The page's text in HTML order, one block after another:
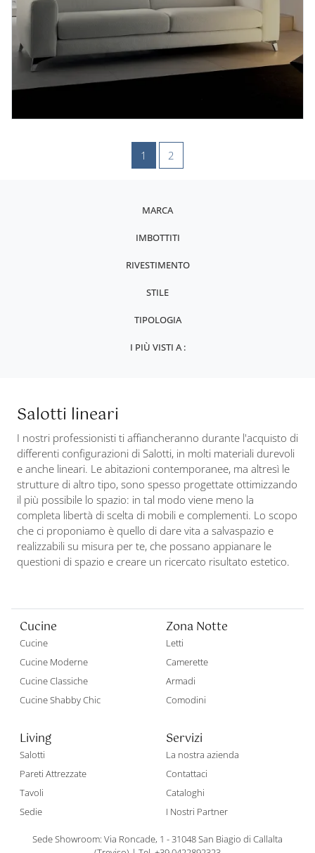
MARCA
IMBOTTITI
RIVESTIMENTO
STILE
TIPOLOGIA
I PIÙ VISTI A :
1 2
Salotti lineari
I nostri professionisti ti affiancheranno durante l'acquisto di
differenti configurazioni di Salotti, in molti materiali durevoli
e anche lineari. Le abitazioni contemporanee, ma altresì le
strutture di altro tipo, sono spesso progettate ottimizzando
il più possibile lo spazio: in tal modo viene meno la
completa libertà di scelta di mobili e complementi. Lo scopo
che ci proponiamo è quello di dare vita a salvaspazio e
realizzabili su misura per te, che possano appianare le
questioni di spazio e creare un ricercato risultato estetico.
Cucine
Cucine
Cucine Moderne
Cucine Classiche
Cucine Shabby Chic
Zona Notte
Letti
Camerette
Armadi
Comodini
Living
Salotti
Pareti Attrezzate
Tavoli
Sedie
Servizi
La nostra azienda
Contattaci
Cataloghi
I Nostri Partner
Sede Showroom: Via Roncade, 1 - 31048 San Biagio di Callalta